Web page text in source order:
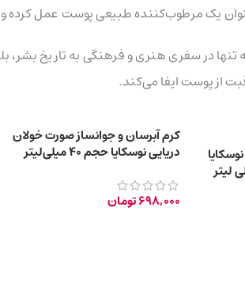
یک مرطوب‌کننده طبیعی پوست عمل
در سفری هنری و فرهنگی به تاریخ بشر،
از پوست ایفا می‌کند.
کرم آبرسان و جوانساز صورت خولان
دریایی نوسکایا حجم 40 میلی‌لیتر
698,000تومان